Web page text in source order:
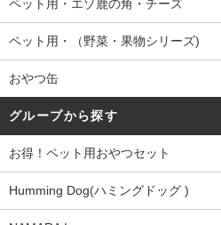
ペット用・エゾ鹿の角・チーズ
ペット用・（野菜・果物シリーズ)
おやつ缶
グループから探す
お得！ペット用おやつセット
Humming Dog(ハミングドッグ )